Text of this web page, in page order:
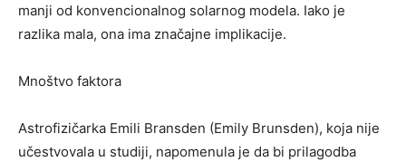
manji od konvencionalnog solarnog modela. Iako je
razlika mala, ona ima značajne implikacije.
Mnoštvo faktora
Astrofizičarka Emili Bransden (Emily Brunsden), koja nije
učestvovala u studiji, napomenula je da bi prilagodba